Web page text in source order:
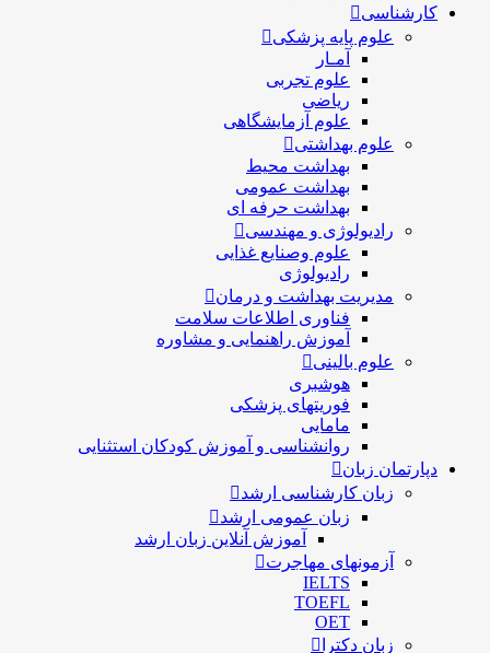
کارشناسی
علوم پایه پزشکی
آمـار
علوم تجربی
ریاضی
علوم آزمایشگاهی
علوم بهداشتی
بهداشت محیط
بهداشت عمومی
بهداشت حرفه ای
رادیولوژی و مهندسی
علوم وصنایع غذایی
رادیولوژی
مدیریت بهداشت و درمان
فناوری اطلاعات سلامت
آموزش راهنمایی و مشاوره
علوم بالینی
هوشبری
فوریتهای پزشکی
مامایی
روانشناسی و آموزش کودکان استثنایی
دپارتمان زبان
زبان کارشناسی ارشد
زبان عمومی ارشد
آموزش آنلاین زبان ارشد
آزمونهای مهاجرت
IELTS
TOEFL
OET
زبان دکترا